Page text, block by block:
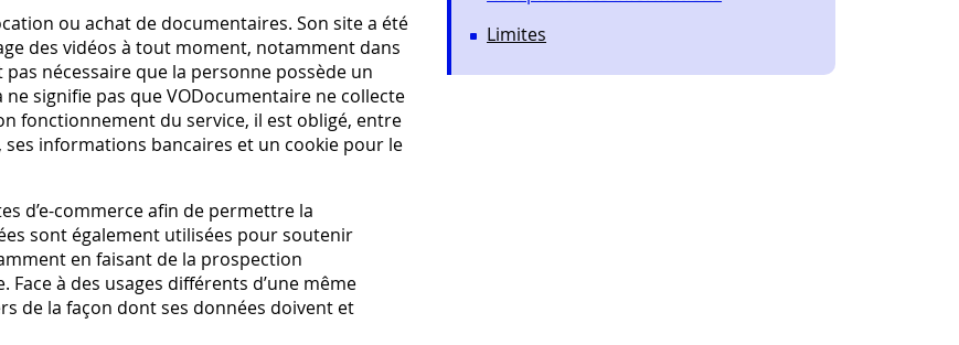
Limites
ou achat de documentaires. Son site a été
des vidéos à tout moment, notamment dans
nécessaire que la personne possède un
signifie pas que VODocumentaire ne collecte
fonctionnement du service, il est obligé, entre
informations bancaires et un cookie pour le
d’e-commerce afin de permettre la
sont également utilisées pour soutenir
en faisant de la prospection
Face à des usages différents d’une même
de la façon dont ses données doivent et